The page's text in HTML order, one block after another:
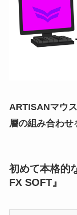
ARTISANマウ
層の組み合わせ
初めて本格的
FX SOFT』